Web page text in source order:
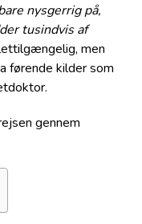
nysgerrig på,
tusindvis af
men
førende kilder som
gennem